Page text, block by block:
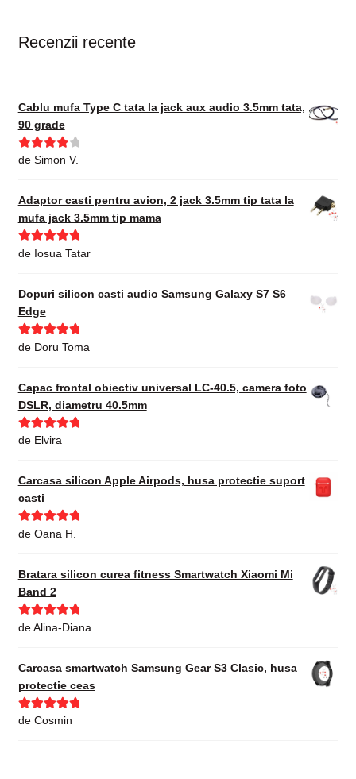
Recenzii recente
Cablu mufa Type C tata la jack aux audio 3.5mm tata,
90 grade
Evaluat la
de Simon V.
Adaptor casti pentru avion, 2 jack 3.5mm tip tata la
mufa jack 3.5mm tip mama
Evaluat la5
de Iosua Tatar
Dopuri silicon casti audio Samsung Galaxy S7 S6
Edge
Evaluat la5
de Doru Toma
Capac frontal obiectiv universal LC-40.5, camera foto
DSLR, diametru 40.5mm
Evaluat la
de Elvira
Carcasa silicon Apple Airpods, husa protectie suport
casti
Evaluat la5
de Oana H.
Bratara silicon curea fitness Smartwatch Xiaomi Mi
Band 2
Evaluat la5
de Alina-Diana
Carcasa smartwatch Samsung Gear S3 Clasic, husa
protectie ceas
Evaluat la5
de Cosmin